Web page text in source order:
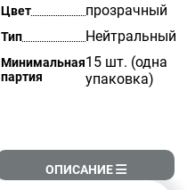
Цвет прозрачный
Тип Нейтральный
Минимальная
партия
15 шт. (одна
упаковка)
ОПИСАНИЕ